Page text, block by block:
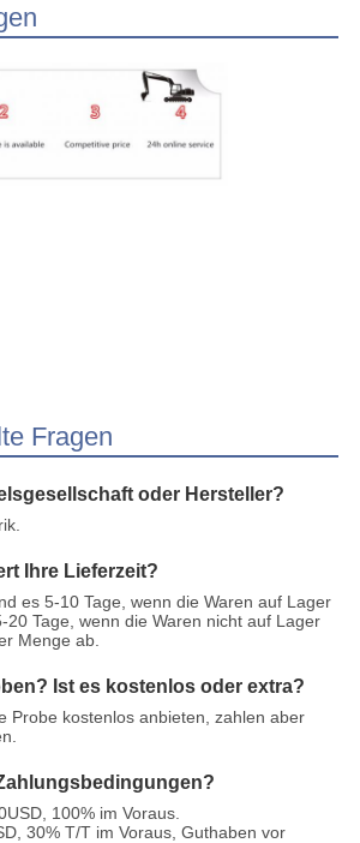
Fragen
oder Hersteller?
Ihre Lieferzeit?
es 5-10 Tage, wenn die Waren auf Lager
20 Tage, wenn die Waren nicht auf Lager
Menge ab.
Ist es kostenlos oder extra?
Probe kostenlos anbieten, zahlen aber
100% im Voraus.
30% T/T im Voraus, Guthaben vor